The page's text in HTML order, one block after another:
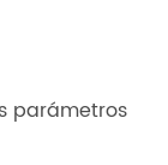
parámetros